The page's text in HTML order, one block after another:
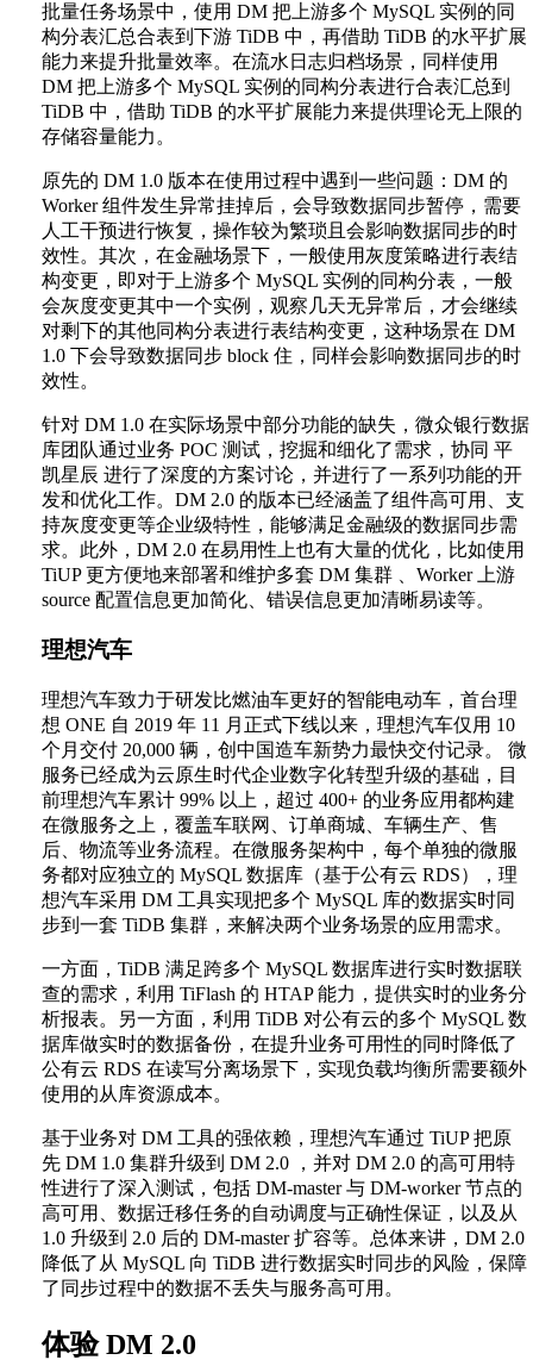
批量任务场景中，使用 DM 把上游多个 MySQL 实例的同
构分表汇总合表到下游 TiDB 中，再借助 TiDB 的水平扩展
能力来提升批量效率。在流水日志归档场景，同样使用
DM 把上游多个 MySQL 实例的同构分表进行合表汇总到
TiDB 中，借助 TiDB 的水平扩展能力来提供理论无上限的
存储容量能力。
原先的 DM 1.0 版本在使用过程中遇到一些问题：DM 的
Worker 组件发生异常挂掉后，会导致数据同步暂停，需要
人工干预进行恢复，操作较为繁琐且会影响数据同步的时
效性。其次，在金融场景下，一般使用灰度策略进行表结
构变更，即对于上游多个 MySQL 实例的同构分表，一般
会灰度变更其中一个实例，观察几天无异常后，才会继续
对剩下的其他同构分表进行表结构变更，这种场景在 DM
1.0 下会导致数据同步 block 住，同样会影响数据同步的时
效性。
针对 DM 1.0 在实际场景中部分功能的缺失，微众银行数据
库团队通过业务 POC 测试，挖掘和细化了需求，协同 平
凯星辰 进行了深度的方案讨论，并进行了一系列功能的开
发和优化工作。DM 2.0 的版本已经涵盖了组件高可用、支
持灰度变更等企业级特性，能够满足金融级的数据同步需
求。此外，DM 2.0 在易用性上也有大量的优化，比如使用
TiUP 更方便地来部署和维护多套 DM 集群 、Worker 上游
source 配置信息更加简化、错误信息更加清晰易读等。
理想汽车
理想汽车致力于研发比燃油车更好的智能电动车，首台理
想 ONE 自 2019 年 11 月正式下线以来，理想汽车仅用 10
个月交付 20,000 辆，创中国造车新势力最快交付记录。 微
服务已经成为云原生时代企业数字化转型升级的基础，目
前理想汽车累计 99% 以上，超过 400+ 的业务应用都构建
在微服务之上，覆盖车联网、订单商城、车辆生产、售
后、物流等业务流程。在微服务架构中，每个单独的微服
务都对应独立的 MySQL 数据库（基于公有云 RDS），理
想汽车采用 DM 工具实现把多个 MySQL 库的数据实时同
步到一套 TiDB 集群，来解决两个业务场景的应用需求。
一方面，TiDB 满足跨多个 MySQL 数据库进行实时数据联
查的需求，利用 TiFlash 的 HTAP 能力，提供实时的业务分
析报表。另一方面，利用 TiDB 对公有云的多个 MySQL 数
据库做实时的数据备份，在提升业务可用性的同时降低了
公有云 RDS 在读写分离场景下，实现负载均衡所需要额外
使用的从库资源成本。
基于业务对 DM 工具的强依赖，理想汽车通过 TiUP 把原
先 DM 1.0 集群升级到 DM 2.0 ，并对 DM 2.0 的高可用特
性进行了深入测试，包括 DM-master 与 DM-worker 节点的
高可用、数据迁移任务的自动调度与正确性保证，以及从
1.0 升级到 2.0 后的 DM-master 扩容等。总体来讲，DM 2.0
降低了从 MySQL 向 TiDB 进行数据实时同步的风险，保障
了同步过程中的数据不丢失与服务高可用。
体验 DM 2.0